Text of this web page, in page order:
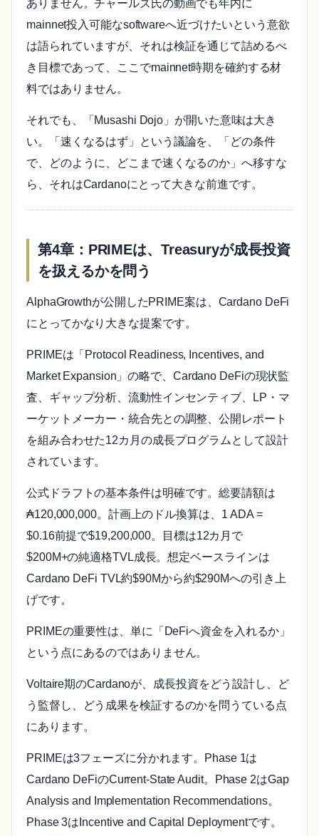
ありません。チャールズ氏の動画でも年内に
mainnet投入可能なsoftwareへ近づけたいという意欲
は語られていますが、それは検証を通じて詰めるべ
き目標であって、ここでmainnet時期を確約する材
料ではありません。
それでも、「Musashi Dojo」が開いた意味は大き
い。「速くなるはず」という議論を、「どの条件
で、どのように、どこまで速くなるのか」へ移すな
ら、それはCardanoにとって大きな前進です。
第4章：PRIMEは、Treasuryが成長投資
を扱えるかを問う
AlphaGrowthが公開したPRIME案は、Cardano DeFi
にとってかなり大きな提案です。
PRIMEは「Protocol Readiness, Incentives, and
Market Expansion」の略で、Cardano DeFiの現状監
査、ギャップ分析、流動性インセンティブ、LP・マ
ーケットメーカー・統合先との調整、公開レポート
を組み合わせた12カ月の成長プログラムとして設計
されています。
公式ドラフトの基本条件は明確です。総要請額は
₳120,000,000。計画上のドル換算は、1 ADA =
$0.16前提で$19,200,000。目標は12カ月で
$200M+の純適格TVL成長。想定ベースラインは
Cardano DeFi TVL約$90Mから約$290Mへの引き上
げです。
PRIMEの重要性は、単に「DeFiへ資金を入れるか」
という点にあるのではありません。
Voltaire期のCardanoが、成長投資をどう設計し、ど
う監督し、どう成果を検証するのかを問うている点
にあります。
PRIMEは3フェーズに分かれます。Phase 1は
Cardano DeFiのCurrent-State Audit。Phase 2はGap
Analysis and Implementation Recommendations。
Phase 3はIncentive and Capital Deploymentです。